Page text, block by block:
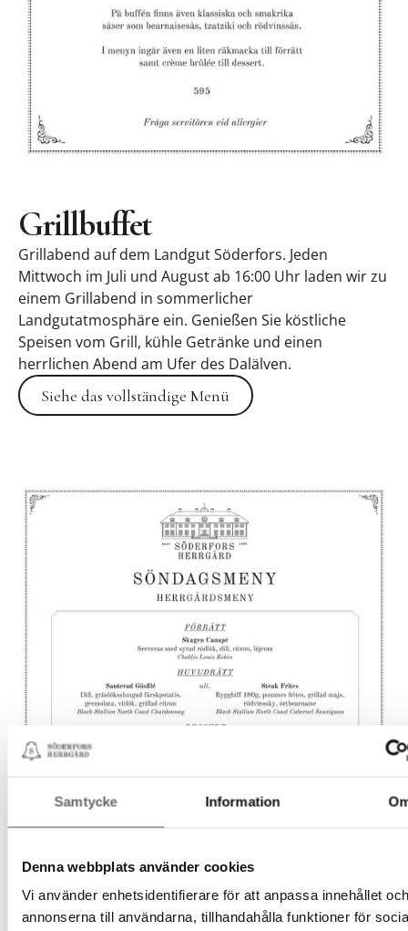
Samtycke Information
Denna webbplats använder cookies
Vi använder enhetsidentifierare för att anpassa innehållet och
annonserna till användarna, tillhandahålla funktioner för
Grillbuffet
Grillabend auf dem Landgut Söderfors. Jeden
Mittwoch im Juli und August ab 16:00 Uhr laden wir zu
einem Grillabend in sommerlicher
Landgutatmosphäre ein. Genießen Sie köstliche
Speisen vom Grill, kühle Getränke und einen
herrlichen Abend am Ufer des Dalälven.
Siehe das vollständige Menü